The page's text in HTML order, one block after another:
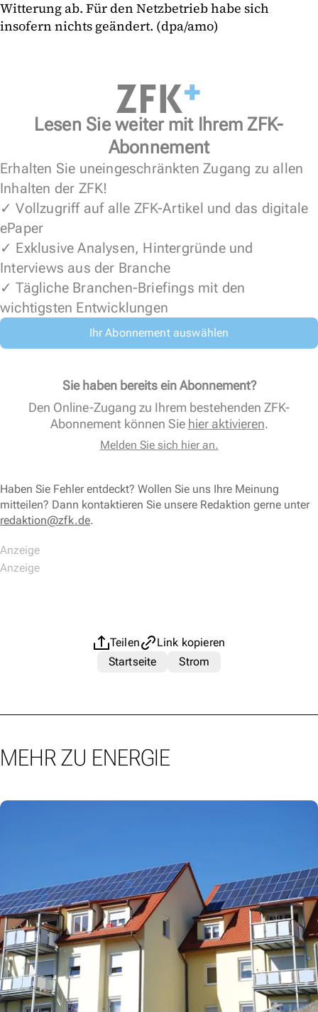
Witterung ab. Für den Netzbetrieb habe sich
insofern nichts geändert. (dpa/amo)
Lesen Sie weiter mit Ihrem ZFK-
Abonnement
Erhalten Sie uneingeschränkten Zugang zu allen
Inhalten der ZFK!
✓ Vollzugriff auf alle ZFK-Artikel und das digitale
ePaper
✓ Exklusive Analysen, Hintergründe und
Interviews aus der Branche
✓ Tägliche Branchen-Briefings mit den
wichtigsten Entwicklungen
Ihr Abonnement auswählen
Sie haben bereits ein Abonnement?
Den Online-Zugang zu Ihrem bestehenden ZFK-
Abonnement können Sie hier aktivieren.
Melden Sie sich hier an.
Haben Sie Fehler entdeckt? Wollen Sie uns Ihre Meinung
mitteilen? Dann kontaktieren Sie unsere Redaktion gerne unter
redaktion@zfk.de.
Teilen
Link kopieren
Startseite
Strom
MEHR ZU ENERGIE